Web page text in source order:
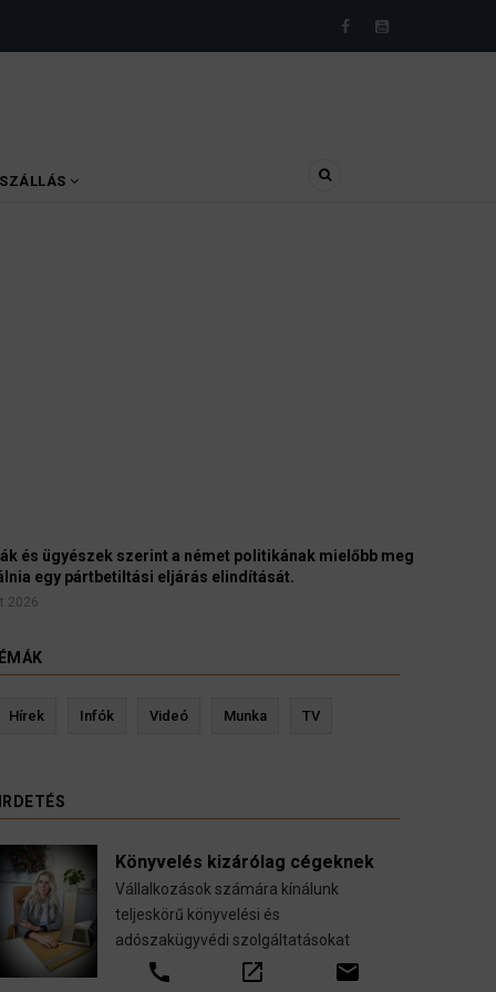
SZÁLLÁS
szerint a német politikának mielőbb meg
eljárás elindítását.
Ressler biztosítási szakértő
Hírek Infók Videó Munka TV
Könyvelés kizárólag cégeknek
Vállalkozások számára kínálunk
teljeskörű könyvelési és
adószakügyvédi szolgáltatásokat
call open_in_new email